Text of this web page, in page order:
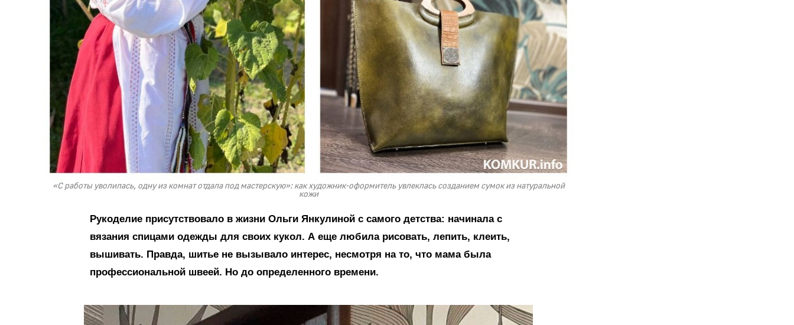
«С работы уволилась, одну из комнат отдала под мастерскую»: как художник-оформитель увлеклась созданием сумок из натуральной
кожи
Рукоделие присутствовало в жизни Ольги Янкулиной с самого детства: начинала с
вязания спицами одежды для своих кукол. А еще любила рисовать, лепить, клеить,
вышивать. Правда, шитье не вызывало интерес, несмотря на то, что мама была
профессиональной швеей. Но до определенного времени.